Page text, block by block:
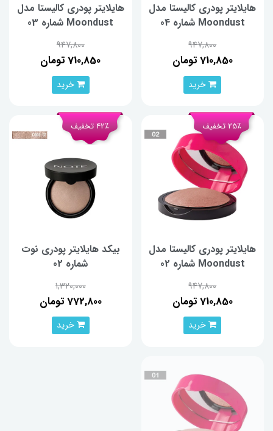
هایلایتر پودری کالیستا مدل
Moondust شماره 04
947,800
710,850 تومان
خرید
هایلایتر پودری کالیستا مدل
Moondust شماره 03
947,800
710,850 تومان
خرید
هایلایتر پودری کالیستا مدل
Moondust شماره 02
947,800
710,850 تومان
25٪ تخفیف
خرید
بیکد هایلایتر پودری نوت
شماره 02
1,320,000
772,800 تومان
42٪ تخفیف
خرید